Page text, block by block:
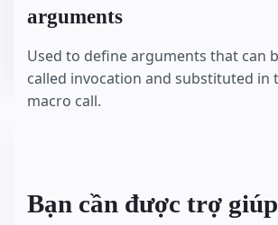
arguments
Used to define arguments that can
called invocation and substituted in
macro call.
Bạn cần được trợ